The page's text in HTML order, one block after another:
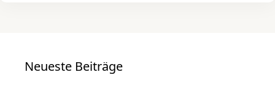
Neueste Beiträge